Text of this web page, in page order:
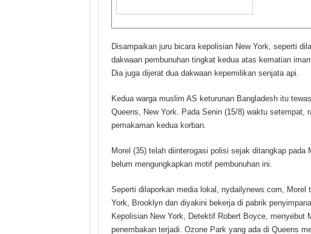
Disampaikan juru bicara kepolisian New York, seperti
dakwaan pembunuhan tingkat kedua atas kematian
Dia juga dijerat dua dakwaan kepemilikan senjata api.
Kedua warga muslim AS keturunan Bangladesh itu
Queens, New York. Pada Senin (15/8) waktu setempat,
pemakaman kedua korban.
Morel (35) telah diinterogasi polisi sejak ditangkap
belum mengungkapkan motif pembunuhan ini.
Seperti dilaporkan media lokal, nydailynews.com,
York, Brooklyn dan diyakini bekerja di pabrik
Kepolisian New York, Detektif Robert Boyce, menyebut
penembakan terjadi. Ozone Park yang ada di Queens